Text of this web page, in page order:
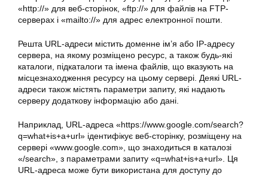
«http://» для веб-сторінок, «ftp://» для файлів на FTP-
серверах і «mailto://» для адрес електронної пошти.
Решта URL-адреси містить доменне ім’я або IP-адресу
сервера, на якому розміщено ресурс, а також будь-які
каталоги, підкаталоги та імена файлів, що вказують на
місцезнаходження ресурсу на цьому сервері. Деякі URL-
адреси також містять параметри запиту, які надають
серверу додаткову інформацію або дані.
Наприклад, URL-адреса «https://www.google.com/search?
q=what+is+a+url» ідентифікує веб-сторінку, розміщену на
сервері «www.google.com», що знаходиться в каталозі
«/search», з параметрами запиту «q=what+is+a+url». Ця
URL-адреса може бути використана для доступу до